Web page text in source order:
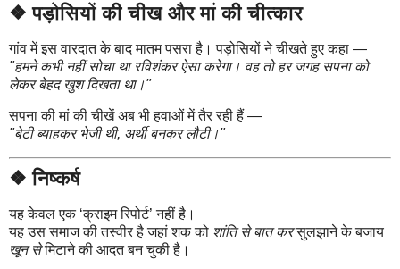
❖ पड़ोसियों की चीख और मां की चीत्कार
गांव में इस वारदात के बाद मातम पसरा है। पड़ोसियों ने चीखते हुए कहा —
"हमने कभी नहीं सोचा था रविशंकर ऐसा करेगा। वह तो हर जगह सपना को
लेकर बेहद खुश दिखता था।"
सपना की मां की चीखें अब भी हवाओं में तैर रही हैं —
"बेटी ब्याहकर भेजी थी, अर्थी बनकर लौटी।"
❖ निष्कर्ष
यह केवल एक ‘क्राइम रिपोर्ट’ नहीं है।
यह उस समाज की तस्वीर है जहां शक को शांति से बात करसुलझाने के बजाय
खून सेमिटाने की आदत बन चुकी है।